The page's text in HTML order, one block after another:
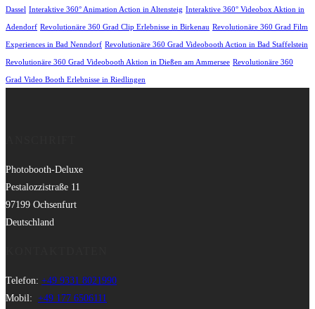
Dassel Interaktive 360° Animation Action in Altensteig Interaktive 360° Videobox Aktion in
Adendorf Revolutionäre 360 Grad Clip Erlebnisse in Birkenau Revolutionäre 360 Grad Film
Experiences in Bad Nenndorf Revolutionäre 360 Grad Videobooth Action in Bad Staffelstein
Revolutionäre 360 Grad Videobooth Aktion in Dießen am Ammersee Revolutionäre 360
Grad Video Booth Erlebnisse in Riedlingen
Photobooth-Deluxe
Pestalozzistraße 11
97199 Ochsenfurt
Deutschland
Telefon: +49 9331 8021990
Mobil: +49 177 6506111